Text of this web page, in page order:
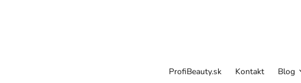
ProfiBeauty.sk Kontakt Blog